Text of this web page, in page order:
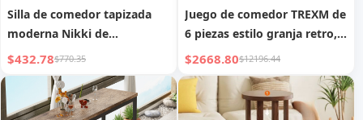
Silla de comedor tapizada
moderna Nikki de
terciopelo, madera maciza,
contemporánea de alta
$432.78$770.35
Juego de comedor TREXM de
6 piezas estilo granja retro,
mesa rectangular y 4 sillas
tapizadas con ratán
$2668.80$12196.44